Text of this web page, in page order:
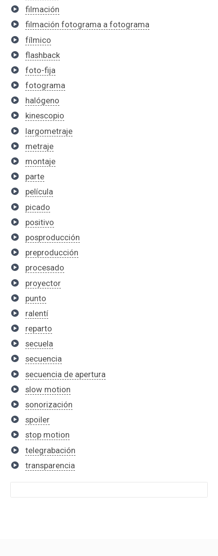
filmación
filmación fotograma a fotograma
fílmico
flashback
foto-fija
fotograma
halógeno
kinescopio
largometraje
metraje
montaje
parte
película
picado
positivo
posproducción
preproducción
procesado
proyector
punto
ralentí
reparto
secuela
secuencia
secuencia de apertura
slow motion
sonorización
spoiler
stop motion
telegrabación
transparencia